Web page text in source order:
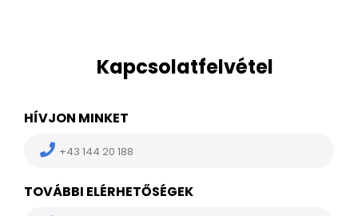
Kapcsolatfelvétel
HÍVJON MINKET
+43 144 20 188
TOVÁBBI ELÉRHETŐSÉGEK